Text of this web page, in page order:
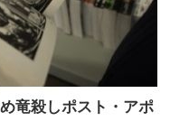
竜殺しポスト・アポ